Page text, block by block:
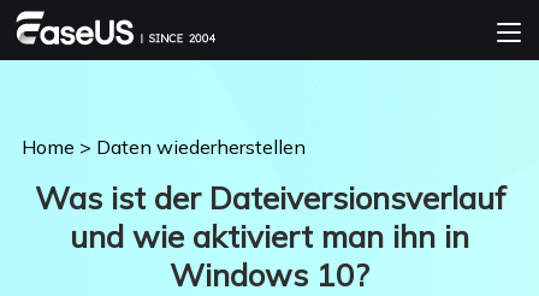
Home > Daten wiederherstellen
Was ist der Dateiversionsverlauf
und wie aktiviert man ihn in
Windows 10?